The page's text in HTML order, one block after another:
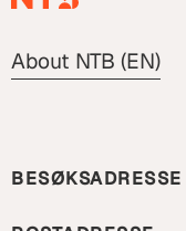
About NTB (EN)
BESØKSADRESSE